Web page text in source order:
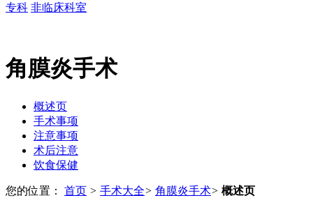
专科 非临床科室
角膜炎手术
概述页
手术事项
注意事项
术后注意
饮食保健
您的位置： 首页 > 手术大全> 角膜炎手术> 概述页